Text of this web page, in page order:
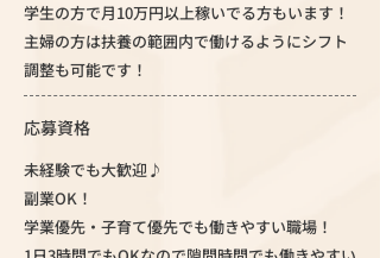
学生の方で月10万円以上稼いでる方もいます！
主婦の方は扶養の範囲内で働けるようにシフト
調整も可能です！
応募資格
未経験でも大歓迎♪
副業OK！
学業優先・子育て優先でも働きやすい職場！